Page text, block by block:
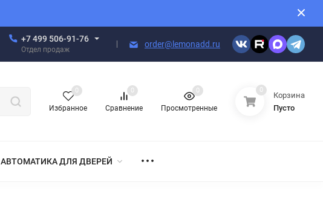
+7 499 506-91-76
Отдел продаж
order@lemonadd.ru
Избранное
0
Сравнение
0
Просмотренные
0 0
Корзина
Пусто
АВТОМАТИКА ДЛЯ ДВЕРЕЙ